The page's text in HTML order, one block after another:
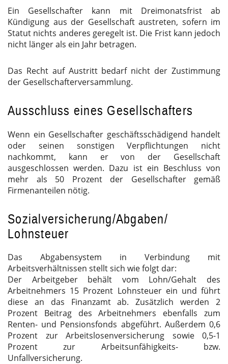
Ein Gesellschafter kann mit Dreimonatsfrist ab
Kündigung aus der Gesellschaft austreten, sofern im
Statut nichts anderes geregelt ist. Die Frist kann jedoch
nicht länger als ein Jahr betragen.
Das Recht auf Austritt bedarf nicht der Zustimmung
der Gesellschafterversammlung.
Ausschluss eines Gesellschafters
Wenn ein Gesellschafter geschäftsschädigend handelt
oder seinen sonstigen Verpflichtungen nicht
nachkommt, kann er von der Gesellschaft
ausgeschlossen werden. Dazu ist ein Beschluss von
mehr als 50 Prozent der Gesellschafter gemäß
Firmenanteilen nötig.
Sozialversicherung/Abgaben/
Lohnsteuer
Das Abgabensystem in Verbindung mit
Arbeitsverhältnissen stellt sich wie folgt dar:
Der Arbeitgeber behält vom Lohn/Gehalt des
Arbeitnehmers 15 Prozent Lohnsteuer ein und führt
diese an das Finanzamt ab. Zusätzlich werden 2
Prozent Beitrag des Arbeitnehmers ebenfalls zum
Renten- und Pensionsfonds abgeführt. Außerdem 0,6
Prozent zur Arbeitslosenversicherung sowie 0,5-1
Prozent zur Arbeitsunfähigkeits- bzw.
Unfallversicherung.